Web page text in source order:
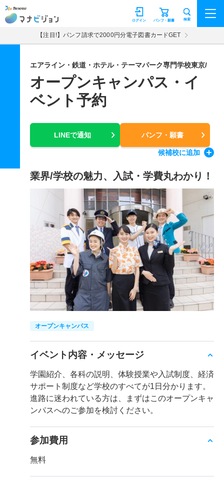
マナビジョン パンフ・願書
ログイン 検索
【注目!】パンフ請求で2000円分電子図書カードGET
エアライン・鉄道・ホテル・テーマパーク専門学校東京/
オープンキャンパス・イ
ベント予約
LINEで通知 パンフ・願書
候補校に追加
業界/学校の魅力、入試・学費丸わかり！
オープンキャンパス
イベント内容・メッセージ
学園紹介、各科の説明、体験授業や入試制度、経済
サポート制度など学校のすべてが1日分かります。
進路に迷われている方は、まずはこのオープンキャ
ンパスへのご参加を検討ください。
参加費用
無料